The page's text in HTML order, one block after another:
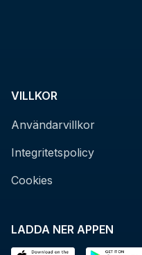
LADDA NER APPEN
VILLKOR
Användarvillkor
Integritetspolicy
Cookies